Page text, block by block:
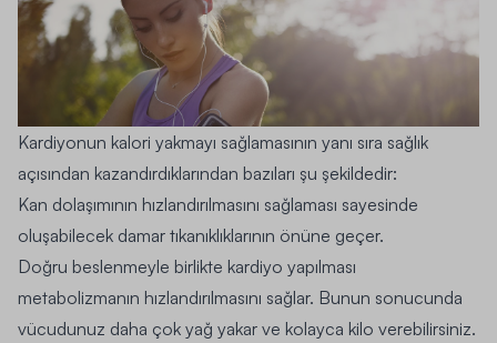
Kardiyonun kalori yakmayı sağlamasının yanı sıra sağlık
açısından kazandırdıklarından bazıları şu şekildedir:
Kan dolaşımının hızlandırılmasını sağlaması sayesinde
oluşabilecek damar tıkanıklıklarının önüne geçer.
Doğru beslenmeyle birlikte kardiyo yapılması
metabolizmanın hızlandırılmasını sağlar. Bunun sonucunda
vücudunuz daha çok yağ yakar ve kolayca kilo verebilirsiniz.